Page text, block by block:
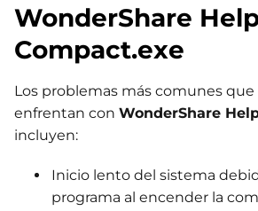
WonderShare
Compact.exe
Los problemas más comunes que
enfrentan con WonderShare
incluyen:
Inicio lento del sistema
programa al encender la